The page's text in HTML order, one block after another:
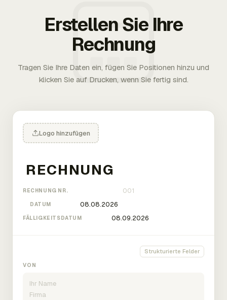
Erstellen Sie Ihre
Rechnung
Tragen Sie Ihre Daten ein, fügen Sie Positionen hinzu und
klicken Sie auf Drucken, wenn Sie fertig sind.
Logo hinzufügen
RECHNUNG NR.
DATUM
FÄLLIGKEITSDATUM
Strukturierte Felder
VON